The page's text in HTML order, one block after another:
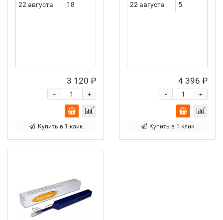
22 августа
18
3 120 ₽
+
-
Купить в 1 клик
22 августа
5
4 396 ₽
+
-
Купить в 1 клик